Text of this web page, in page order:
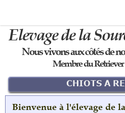
Elevage de la
Nous vivons aux côtés de
Membre du Retriever
CHIOTS A
Bienvenue à l'élevage de